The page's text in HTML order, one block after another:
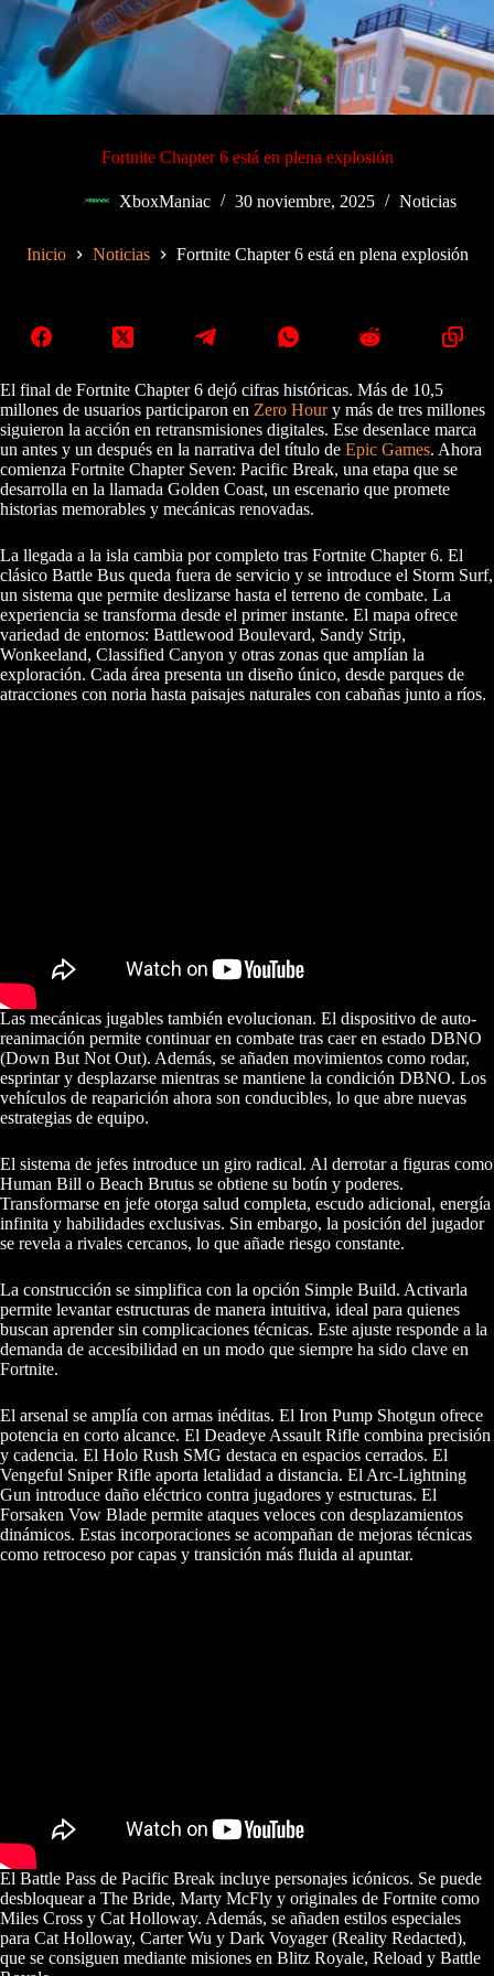
Fortnite Chapter 6 está en plena explosión
XboxManiac 30 noviembre, 2025 Noticias
Inicio Noticias Fortnite Chapter 6 está en plena explosión
El final de Fortnite Chapter 6 dejó cifras históricas. Más de 10,5
millones de usuarios participaron en Zero Houry más de tres millones
siguieron la acción en retransmisiones digitales. Ese desenlace marca
un antes y un después en la narrativa del título de Epic Games. Ahora
comienza Fortnite Chapter Seven: Pacific Break, una etapa que se
desarrolla en la llamada Golden Coast, un escenario que promete
historias memorables y mecánicas renovadas.
La llegada a la isla cambia por completo tras Fortnite Chapter 6. El
clásico Battle Bus queda fuera de servicio y se introduce el Storm Surf,
un sistema que permite deslizarse hasta el terreno de combate. La
experiencia se transforma desde el primer instante. El mapa ofrece
variedad de entornos: Battlewood Boulevard, Sandy Strip,
Wonkeeland, Classified Canyon y otras zonas que amplían la
exploración. Cada área presenta un diseño único, desde parques de
atracciones con noria hasta paisajes naturales con cabañas junto a ríos.
Las mecánicas jugables también evolucionan. El dispositivo de auto-
reanimación permite continuar en combate tras caer en estado DBNO
(Down But Not Out). Además, se añaden movimientos como rodar,
esprintar y desplazarse mientras se mantiene la condición DBNO. Los
vehículos de reaparición ahora son conducibles, lo que abre nuevas
estrategias de equipo.
El sistema de jefes introduce un giro radical. Al derrotar a figuras como
Human Bill o Beach Brutus se obtiene su botín y poderes.
Transformarse en jefe otorga salud completa, escudo adicional, energía
infinita y habilidades exclusivas. Sin embargo, la posición del jugador
se revela a rivales cercanos, lo que añade riesgo constante.
La construcción se simplifica con la opción Simple Build. Activarla
permite levantar estructuras de manera intuitiva, ideal para quienes
buscan aprender sin complicaciones técnicas. Este ajuste responde a la
demanda de accesibilidad en un modo que siempre ha sido clave en
Fortnite.
El arsenal se amplía con armas inéditas. El Iron Pump Shotgun ofrece
potencia en corto alcance. El Deadeye Assault Rifle combina precisión
y cadencia. El Holo Rush SMG destaca en espacios cerrados. El
Vengeful Sniper Rifle aporta letalidad a distancia. El Arc-Lightning
Gun introduce daño eléctrico contra jugadores y estructuras. El
Forsaken Vow Blade permite ataques veloces con desplazamientos
dinámicos. Estas incorporaciones se acompañan de mejoras técnicas
como retroceso por capas y transición más fluida al apuntar.
El Battle Pass de Pacific Break incluye personajes icónicos. Se puede
desbloquear a The Bride, Marty McFly y originales de Fortnite como
Miles Cross y Cat Holloway. Además, se añaden estilos especiales
para Cat Holloway, Carter Wu y Dark Voyager (Reality Redacted),
que se consiguen mediante misiones en Blitz Royale, Reload y Battle